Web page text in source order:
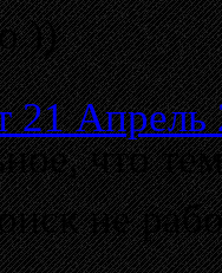
))
21
что
не